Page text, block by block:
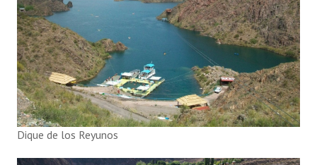
Dique de los Reyunos